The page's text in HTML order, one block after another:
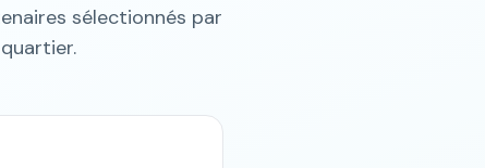
sélectionnés par